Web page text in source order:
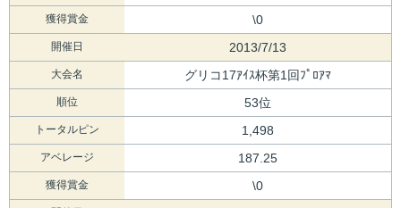
獲得賞金 \0
開催日 2013/7/13
大会名 グリコ17ｱｲｽ杯第1回ﾌﾟﾛｱﾏ
順位 53位
トータルピン 1,498
アベレージ 187.25
獲得賞金 \0